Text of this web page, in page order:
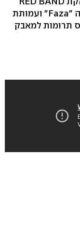
הבמאי אדם סנדרסון, חברת ההפקה "Faza" ועמותת
תרומות למאבק